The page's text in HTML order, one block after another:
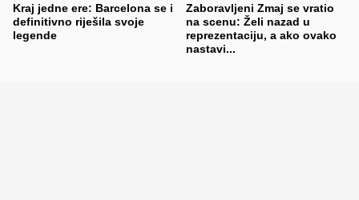
Kraj jedne ere: Barcelona se i
definitivno riješila svoje
legende
Zaboravljeni Zmaj se vratio
na scenu: Želi nazad u
reprezentaciju, a ako ovako
nastavi...